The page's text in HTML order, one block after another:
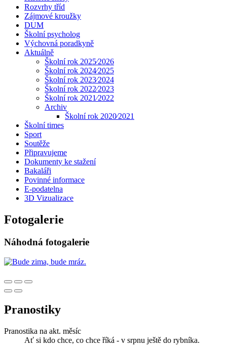
Rozvrhy tříd
Zájmové kroužky
DUM
Školní psycholog
Výchovná poradkyně
Aktuálně
Školní rok 2025⁄2026
Školní rok 2024⁄2025
Školní rok 2023⁄2024
Školní rok 2022⁄2023
Školní rok 2021⁄2022
Archiv
Školní rok 2020⁄2021
Školní times
Sport
Soutěže
Připravujeme
Dokumenty ke stažení
Bakaláři
Povinné informace
E-podatelna
3D Vizualizace
Fotogalerie
Náhodná fotogalerie
Pranostiky
Pranostika na akt. měsíc
Ať si kdo chce, co chce říká - v srpnu ještě do rybníka.